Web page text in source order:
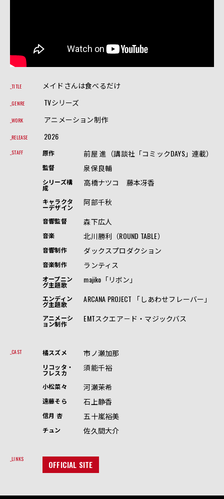
TITLE メイドさんは食べるだけ
GENRE TVシリーズ
WORK アニメーション制作
RELEASE 2026
STAFF 原作 前屋 進（講談社「コミックDAYS」連載）
監督 泉保良輔
シリーズ構
成
高橋ナツコ 藤本冴香
キャラクタ
ーデザイン
阿部千秋
音響監督 森下広人
音楽 北川勝利（ROUND TABLE）
音響制作 ダックスプロダクション
音楽制作 ランティス
オープニン
グ主題歌
majiko「リボン」
エンディン
グ主題歌
ARCANA PROJECT 「しあわせフレーバー」
アニメーシ
ョン制作
EMTスクエア－ド・マジックバス
CAST 橘スズメ 市ノ瀬加那
リコッタ・
フレスカ
須能千裕
小松菜々 河瀬茉希
遠藤そら 石上静香
信月 杏 五十嵐裕美
チュン 佐久間大介
LINKS
OFFICIAL SITE